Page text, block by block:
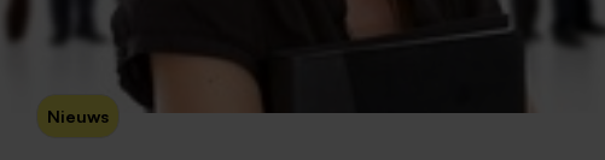
Weert
Kerkrade
Nieuws